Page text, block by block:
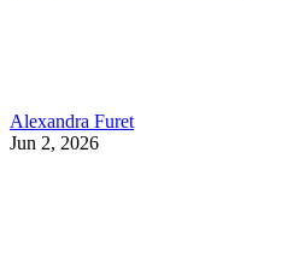
Alexandra Furet
Jun 2, 2026